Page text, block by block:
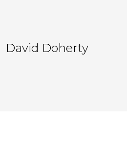
David Doherty